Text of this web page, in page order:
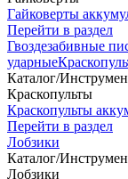
Гайковерты
Перейти в раздел
Гвоздезабивные
ударные
Каталог/
Краскопульты
Краскопульты
Перейти в раздел
Лобзики
Каталог/
Лобзики